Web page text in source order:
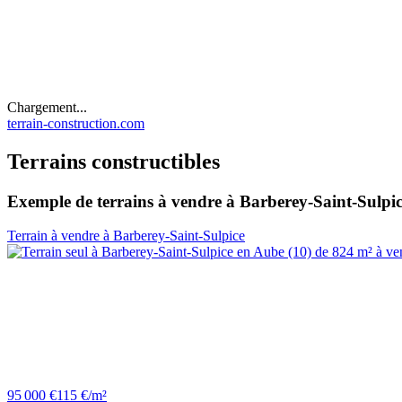
Chargement...
terrain-construction.com
Terrains constructibles
Exemple de terrains à vendre à Barberey-Saint-
Terrain à vendre à Barberey-Saint-Sulpice
95 000 €115 €/m²